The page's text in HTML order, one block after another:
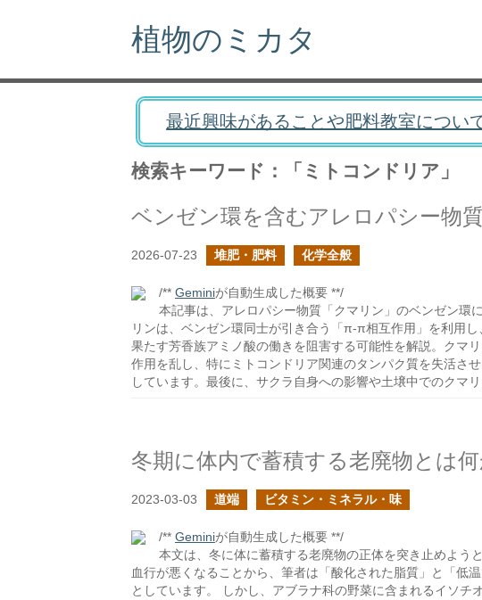
植物のミカタ
最近興味があることや肥料教室につい
検索キーワード：「ミトコンドリア」
ベンゼン環を含むアレロパシー物
2026-07-23 堆肥・肥料 化学全般
/** Geminiが自動生成した概要 **/
本記事は、アレロパシー物質「クマリン」のベンゼン環
リンは、ベンゼン環同士が引き合う「π-π相互作用」を利用
果たす芳香族アミノ酸の働きを阻害する可能性を解説。クマ
作用を乱し、特にミトコンドリア関連のタンパク質を失活さ
しています。最後に、サクラ自身への影響や土壌中でのクマ
冬期に体内で蓄積する老廃物とは何
2023-03-03 道端 ビタミン・ミネラル・味
/** Geminiが自動生成した概要 **/
本文は、冬に体に蓄積する老廃物の正体を突き止めよう
血行が悪くなることから、筆者は「酸化された脂質」と「低
としています。 しかし、アブラナ科の野菜に含まれるイソチ